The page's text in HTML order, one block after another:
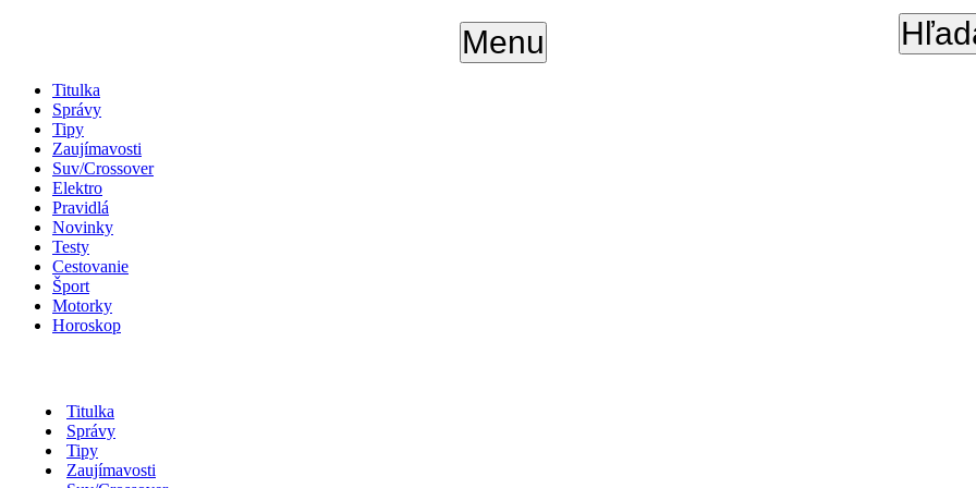
Menu
Titulka
Správy
Tipy
Zaujímavosti
Suv/Crossover
Elektro
Pravidlá
Novinky
Testy
Cestovanie
Šport
Motorky
Horoskop
Titulka
Správy
Tipy
Zaujímavosti